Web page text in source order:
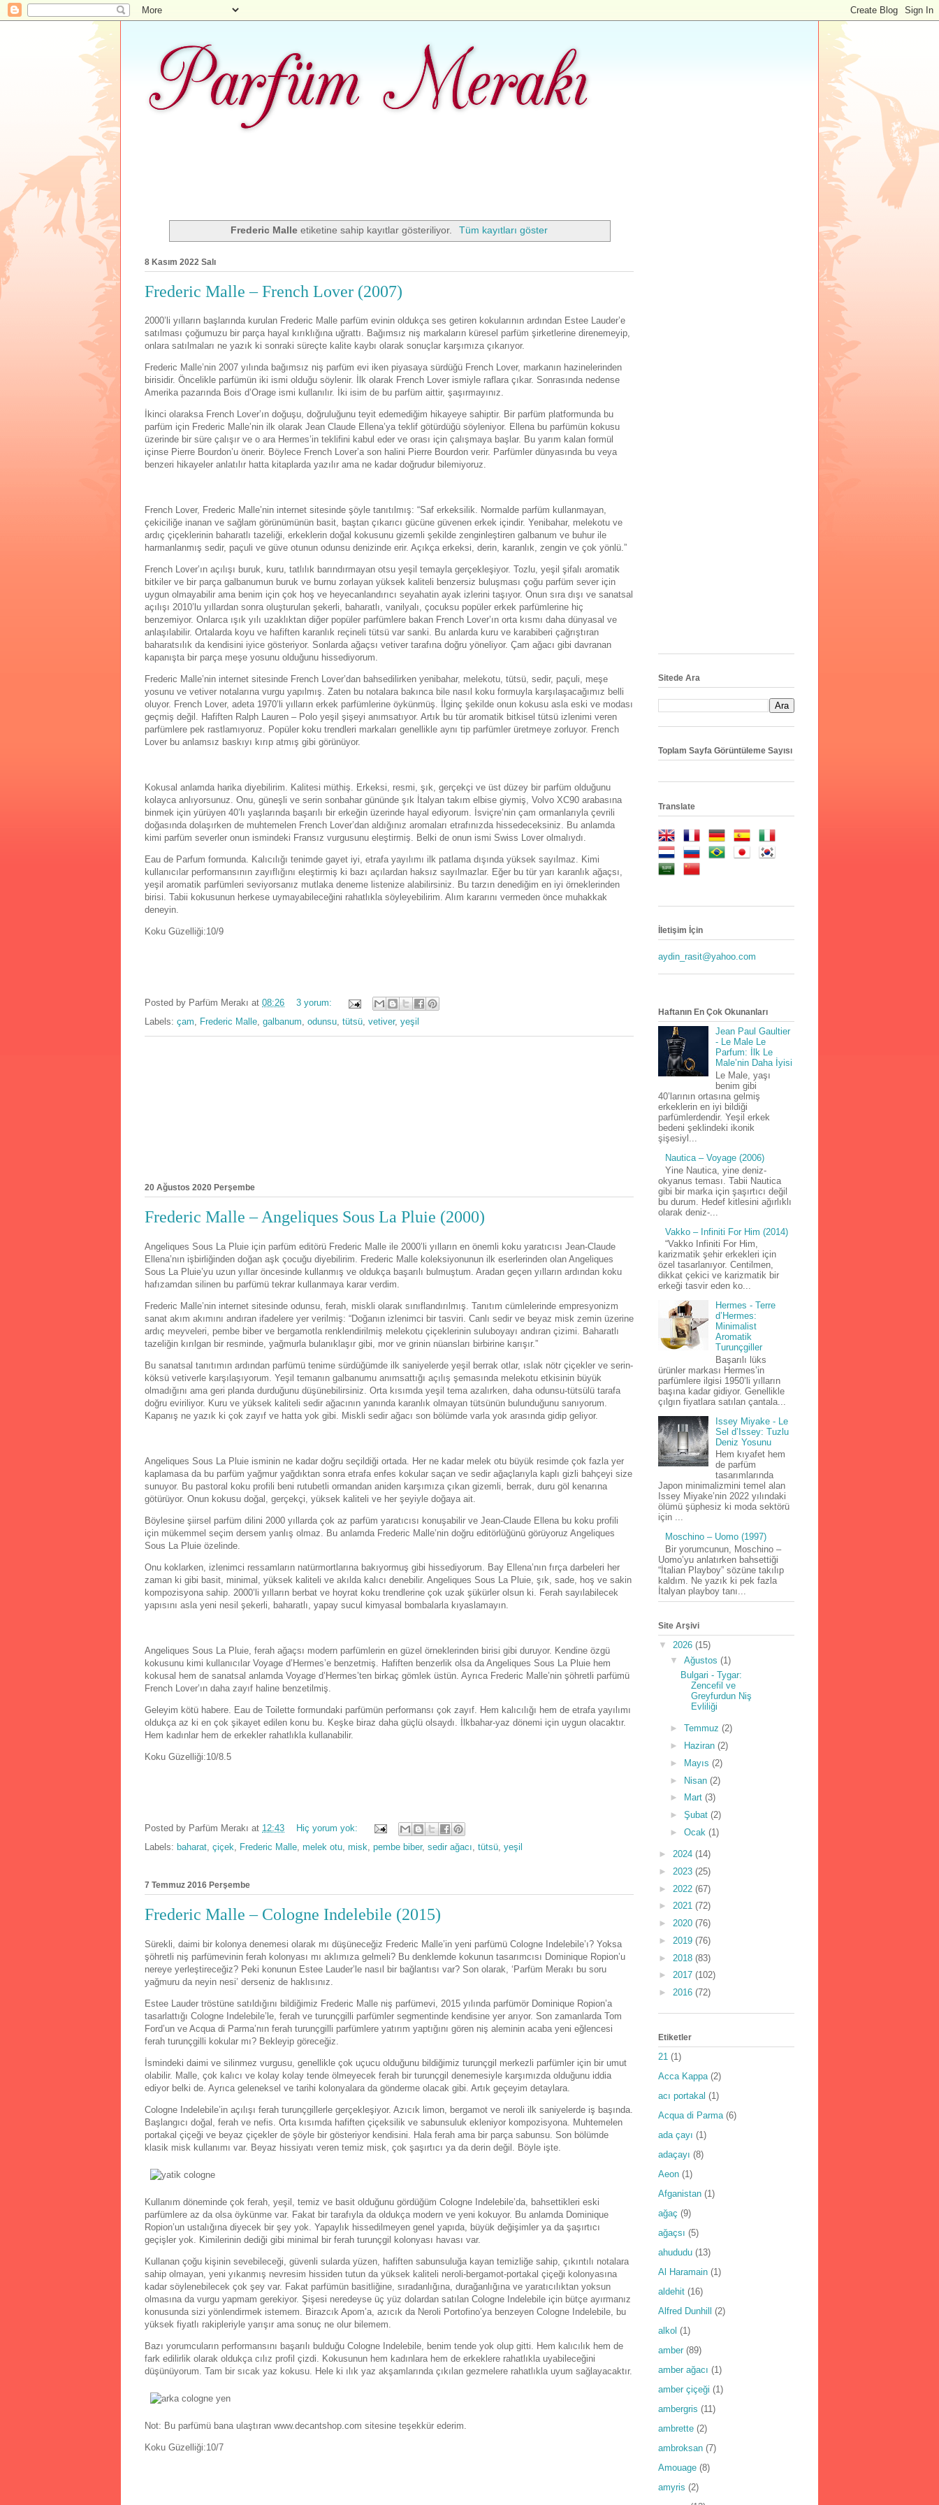
Frederic Malle etiketine sahip kayıtlar gösteriliyor. Tüm kayıtları göster
8 Kasım 2022 Salı
Frederic Malle – French Lover (2007)
2000’li yılların başlarında kurulan Frederic Malle parfüm evinin oldukça ses getiren kokularının ardından Estee Lauder’e
satılması çoğumuzu bir parça hayal kırıklığına uğrattı. Bağımsız niş markaların küresel parfüm şirketlerine direnemeyip,
onlara satılmaları ne yazık ki sonraki süreçte kalite kaybı olarak sonuçlar karşımıza çıkarıyor.
Frederic Malle’nin 2007 yılında bağımsız niş parfüm evi iken piyasaya sürdüğü French Lover, markanın hazinelerinden
birisidir. Öncelikle parfümün iki ismi olduğu söylenir. İlk olarak French Lover ismiyle raflara çıkar. Sonrasında nedense
Amerika pazarında Bois d’Orage ismi kullanılır. İki isim de bu parfüm aittir, şaşırmayınız.
İkinci olaraksa French Lover’ın doğuşu, doğruluğunu teyit edemediğim hikayeye sahiptir. Bir parfüm platformunda bu
parfüm için Frederic Malle’nin ilk olarak Jean Claude Ellena’ya teklif götürdüğü söyleniyor. Ellena bu parfümün kokusu
üzerinde bir süre çalışır ve o ara Hermes’in teklifini kabul eder ve orası için çalışmaya başlar. Bu yarım kalan formül
içinse Pierre Bourdon’u önerir. Böylece French Lover’a son halini Pierre Bourdon verir. Parfümler dünyasında bu veya
benzeri hikayeler anlatılır hatta kitaplarda yazılır ama ne kadar doğrudur bilemiyoruz.
French Lover, Frederic Malle’nin internet sitesinde şöyle tanıtılmış: “Saf erkeksilik. Normalde parfüm kullanmayan,
çekiciliğe inanan ve sağlam görünümünün basit, baştan çıkarıcı gücüne güvenen erkek içindir. Yenibahar, melekotu ve
ardıç çiçeklerinin baharatlı tazeliği, erkeklerin doğal kokusunu gizemli şekilde zenginleştiren galbanum ve buhur ile
harmanlanmış sedir, paçuli ve güve otunun odunsu denizinde erir. Açıkça erkeksi, derin, karanlık, zengin ve çok yönlü.”
French Lover’ın açılışı buruk, kuru, tatlılık barındırmayan otsu yeşil temayla gerçekleşiyor. Tozlu, yeşil şifalı aromatik
bitkiler ve bir parça galbanumun buruk ve burnu zorlayan yüksek kaliteli benzersiz buluşması çoğu parfüm sever için
uygun olmayabilir ama benim için çok hoş ve heyecanlandırıcı seyahatin ayak izlerini taşıyor. Onun sıra dışı ve sanatsal
açılışı 2010’lu yıllardan sonra oluşturulan şekerli, baharatlı, vanilyalı, çocuksu popüler erkek parfümlerine hiç
benzemiyor. Onlarca ışık yılı uzaklıktan diğer popüler parfümlere bakan French Lover’ın orta kısmı daha dünyasal ve
anlaşılabilir. Ortalarda koyu ve hafiften karanlık reçineli tütsü var sanki. Bu anlarda kuru ve karabiberi çağrıştıran
baharatsılık da kendisini iyice gösteriyor. Sonlarda ağaçsı vetiver tarafına doğru yöneliyor. Çam ağacı gibi davranan
kapanışta bir parça meşe yosunu olduğunu hissediyorum.
Frederic Malle’nin internet sitesinde French Lover’dan bahsedilirken yenibahar, melekotu, tütsü, sedir, paçuli, meşe
yosunu ve vetiver notalarına vurgu yapılmış. Zaten bu notalara bakınca bile nasıl koku formuyla karşılaşacağımız belli
oluyor. French Lover, adeta 1970’li yılların erkek parfümlerine öykünmüş. İlginç şekilde onun kokusu asla eski ve modası
geçmiş değil. Hafiften Ralph Lauren – Polo yeşil şişeyi anımsatıyor. Artık bu tür aromatik bitkisel tütsü izlenimi veren
parfümlere pek rastlamıyoruz. Popüler koku trendleri markaları genellikle aynı tip parfümler üretmeye zorluyor. French
Lover bu anlamsız baskıyı kırıp atmış gibi görünüyor.
Kokusal anlamda harika diyebilirim. Kalitesi müthiş. Erkeksi, resmi, şık, gerçekçi ve üst düzey bir parfüm olduğunu
kolayca anlıyorsunuz. Onu, güneşli ve serin sonbahar gününde şık İtalyan takım elbise giymiş, Volvo XC90 arabasına
binmek için yürüyen 40’lı yaşlarında başarılı bir erkeğin üzerinde hayal ediyorum. İsviçre’nin çam ormanlarıyla çevrili
doğasında dolaşırken de muhtemelen French Lover’dan aldığınız aromaları etrafınızda hissedeceksiniz. Bu anlamda
kimi parfüm severler onun ismindeki Fransız vurgusunu eleştirmiş. Belki de onun ismi Swiss Lover olmalıydı.
Eau de Parfum formunda. Kalıcılığı tenimde gayet iyi, etrafa yayılımı ilk patlama dışında yüksek sayılmaz. Kimi
kullanıcılar performansının zayıflığını eleştirmiş ki bazı açılardan haksız sayılmazlar. Eğer bu tür yarı karanlık ağaçsı,
yeşil aromatik parfümleri seviyorsanız mutlaka deneme listenize alabilirsiniz. Bu tarzın denediğim en iyi örneklerinden
birisi. Tabii kokusunun herkese uymayabileceğini rahatlıkla söyleyebilirim. Alım kararını vermeden önce muhakkak
deneyin.
Koku Güzelliği:10/9
Posted by Parfüm Merakı at 08:26
3 yorum:
Labels: çam, Frederic Malle, galbanum, odunsu, tütsü, vetiver, yeşil
20 Ağustos 2020 Perşembe
Frederic Malle – Angeliques Sous La Pluie (2000)
Angeliques Sous La Pluie için parfüm editörü Frederic Malle ile 2000’li yılların en önemli koku yaratıcısı Jean-Claude
Ellena’nın işbirliğinden doğan aşk çocuğu diyebilirim. Frederic Malle koleksiyonunun ilk eserlerinden olan Angeliques
Sous La Pluie’yu uzun yıllar öncesinde kullanmış ve oldukça başarılı bulmuştum. Aradan geçen yılların ardından koku
hafızamdan silinen bu parfümü tekrar kullanmaya karar verdim.
Frederic Malle’nin internet sitesinde odunsu, ferah, miskli olarak sınıflandırılmış. Tanıtım cümlelerinde empresyonizm
sanat akım akımını andıran ifadelere yer verilmiş: “Doğanın izlenimci bir tasviri. Canlı sedir ve beyaz misk zemin üzerine
ardıç meyveleri, pembe biber ve bergamotla renklendirilmiş melekotu çiçeklerinin suluboyayı andıran çizimi. Baharatlı
tazeliğin kırılgan bir resminde, yağmurla bulanıklaşır gibi, mor ve grinin nüansları birbirine karışır.”
Bu sanatsal tanıtımın ardından parfümü tenime sürdüğümde ilk saniyelerde yeşil berrak otlar, ıslak nötr çiçekler ve serin-
köksü vetiverle karşılaşıyorum. Yeşil temanın galbanumu anımsattığı açılış şemasında melekotu etkisinin büyük
olmadığını ama geri planda durduğunu düşünebilirsiniz. Orta kısımda yeşil tema azalırken, daha odunsu-tütsülü tarafa
doğru eviriliyor. Kuru ve yüksek kaliteli sedir ağacının yanında karanlık olmayan tütsünün bulunduğunu sanıyorum.
Kapanış ne yazık ki çok zayıf ve hatta yok gibi. Miskli sedir ağacı son bölümde varla yok arasında gidip geliyor.
Angeliques Sous La Pluie isminin ne kadar doğru seçildiği ortada. Her ne kadar melek otu büyük resimde çok fazla yer
kaplamasa da bu parfüm yağmur yağdıktan sonra etrafa enfes kokular saçan ve sedir ağaçlarıyla kaplı gizli bahçeyi size
sunuyor. Bu pastoral koku profili beni rutubetli ormandan aniden karşımıza çıkan gizemli, berrak, duru göl kenarına
götürüyor. Onun kokusu doğal, gerçekçi, yüksek kaliteli ve her şeyiyle doğaya ait.
Böylesine şiirsel parfüm dilini 2000 yıllarda çok az parfüm yaratıcısı konuşabilir ve Jean-Claude Ellena bu koku profili
için mükemmel seçim dersem yanlış olmaz. Bu anlamda Frederic Malle’nin doğru editörlüğünü görüyoruz Angeliques
Sous La Pluie özelinde.
Onu koklarken, izlenimci ressamların natürmortlarına bakıyormuş gibi hissediyorum. Bay Ellena’nın fırça darbeleri her
zaman ki gibi basit, minimal, yüksek kaliteli ve akılda kalıcı denebilir. Angeliques Sous La Pluie, şık, sade, hoş ve sakin
kompozisyona sahip. 2000’li yılların berbat ve hoyrat koku trendlerine çok uzak şükürler olsun ki. Ferah sayılabilecek
yapısını asla yeni nesil şekerli, baharatlı, yapay sucul kimyasal bombalarla kıyaslamayın.
Angeliques Sous La Pluie, ferah ağaçsı modern parfümlerin en güzel örneklerinden birisi gibi duruyor. Kendine özgü
kokusunu kimi kullanıcılar Voyage d’Hermes’e benzetmiş. Hafiften benzerlik olsa da Angeliques Sous La Pluie hem
kokusal hem de sanatsal anlamda Voyage d’Hermes’ten birkaç gömlek üstün. Ayrıca Frederic Malle’nin şöhretli parfümü
French Lover’ın daha zayıf haline benzetilmiş.
Geleyim kötü habere. Eau de Toilette formundaki parfümün performansı çok zayıf. Hem kalıcılığı hem de etrafa yayılımı
oldukça az ki en çok şikayet edilen konu bu. Keşke biraz daha güçlü olsaydı. İlkbahar-yaz dönemi için uygun olacaktır.
Hem kadınlar hem de erkekler rahatlıkla kullanabilir.
Koku Güzelliği:10/8.5
Posted by Parfüm Merakı at 12:43
Hiç yorum yok:
Labels: baharat çiçek Frederic Malle melek otu misk pembe biber, sedir ağacı tütsü yeşil
7 Temmuz 2016 Perşembe
Frederic Malle – Cologne Indelebile (2015)
Sürekli, daimi bir kolonya denemesi olarak mı düşüneceğiz Frederic Malle’in yeni parfümü Cologne Indelebile’ı? Yoksa
şöhretli niş parfümevinin ferah kolonyası mı aklımıza gelmeli? Bu denklemde kokunun tasarımcısı Dominique Ropion’u
nereye yerleştireceğiz? Peki konunun Estee Lauder’le nasıl bir bağlantısı var? Son olarak, ‘Parfüm Merakı bu soru
yağmuru da neyin nesi’ derseniz de haklısınız.
Estee Lauder tröstüne satıldığını bildiğimiz Frederic Malle niş parfümevi, 2015 yılında parfümör Dominique Ropion’a
tasarlattığı Cologne Indelebile’le, ferah ve turunçgilli parfümler segmentinde kendisine yer arıyor. Son zamanlarda Tom
Ford’un ve Acqua di Parma’nın ferah turunçgilli parfümlere yatırım yaptığını gören niş aleminin acaba yeni eğlencesi
ferah turunçgilli kokular mı? Bekleyip göreceğiz.
İsmindeki daimi ve silinmez vurgusu, genellikle çok uçucu olduğunu bildiğimiz turunçgil merkezli parfümler için bir umut
olabilir. Malle, çok kalıcı ve kolay kolay tende ölmeyecek ferah bir turunçgil denemesiyle karşımızda olduğunu iddia
ediyor belki de. Ayrıca geleneksel ve tarihi kolonyalara da gönderme olacak gibi. Artık geçeyim detaylara.
Cologne Indelebile’in açılışı ferah turunçgillerle gerçekleşiyor. Azıcık limon, bergamot ve neroli ilk saniyelerde iş başında.
Başlangıcı doğal, ferah ve nefis. Orta kısımda hafiften çiçeksilik ve sabunsuluk ekleniyor kompozisyona. Muhtemelen
portakal çiçeği ve beyaz çiçekler de şöyle bir gösteriyor kendisini. Hala ferah ama bir parça sabunsu. Son bölümde
klasik misk kullanımı var. Beyaz hissiyatı veren temiz misk, çok şaşırtıcı ya da derin değil. Böyle işte.
Kullanım döneminde çok ferah, yeşil, temiz ve basit olduğunu gördüğüm Cologne Indelebile’da, bahsettikleri eski
parfümlere az da olsa öykünme var. Fakat bir tarafıyla da oldukça modern ve yeni kokuyor. Bu anlamda Dominique
Ropion’un ustalığına diyecek bir şey yok. Yapaylık hissedilmeyen genel yapıda, büyük değişimler ya da şaşırtıcı
geçişler yok. Kimilerinin dediği gibi minimal bir ferah turunçgil kolonyası havası var.
Kullanan çoğu kişinin sevebileceği, güvenli sularda yüzen, hafiften sabunsuluğa kayan temizliğe sahip, çıkıntılı notalara
sahip olmayan, yeni yıkanmış nevresim hissiden tutun da yüksek kaliteli neroli-bergamot-portakal çiçeği kolonyasına
kadar söylenebilecek çok şey var. Fakat parfümün basitliğine, sıradanlığına, durağanlığına ve yaratıcılıktan yoksun
olmasına da vurgu yapmam gerekiyor. Şişesi neredeyse üç yüz dolardan satılan Cologne Indelebile için bütçe ayırmanız
konusunda sizi yönlendirmek istemem. Birazcık Apom’a, azıcık da Neroli Portofino’ya benzeyen Cologne Indelebile, bu
yüksek fiyatlı rakipleriyle yarışır ama sonuç ne olur bilemem.
Bazı yorumcuların performansını başarılı bulduğu Cologne Indelebile, benim tende yok olup gitti. Hem kalıcılık hem de
fark edilirlik olarak oldukça cılız profil çizdi. Kokusunun hem kadınlara hem de erkeklere rahatlıkla uyabileceğini
düşünüyorum. Tam bir sıcak yaz kokusu. Hele ki ılık yaz akşamlarında çıkılan gezmelere rahatlıkla uyum sağlayacaktır.
Not: Bu parfümü bana ulaştıran www.decantshop.com sitesine teşekkür ederim.
Koku Güzelliği:10/7
Sitede Ara
Toplam Sayfa Görüntüleme Sayısı
Translate
İletişim İçin
aydin_rasit@yahoo.com
Haftanın En Çok Okunanları
Jean Paul Gaultier
- Le Male Le
Parfum: İlk Le
Male’nin Daha İyisi
Le Male, yaşı
benim gibi
40’larının ortasına gelmiş
erkeklerin en iyi bildiği
parfümlerdendir. Yeşil erkek
bedeni şeklindeki ikonik
şişesiyl...
Nautica – Voyage (2006)
Yine Nautica, yine deniz-
okyanus teması. Tabii Nautica
gibi bir marka için şaşırtıcı değil
bu durum. Hedef kitlesini ağırlıklı
olarak deniz-...
Vakko – Infiniti For Him (2014)
“Vakko Infiniti For Him,
karizmatik şehir erkekleri için
özel tasarlanıyor. Centilmen,
dikkat çekici ve karizmatik bir
erkeği tasvir eden ko...
Hermes - Terre
d’Hermes:
Minimalist
Aromatik
Turunçgiller
Başarılı lüks
ürünler markası Hermes’in
parfümlere ilgisi 1950’li yılların
başına kadar gidiyor. Genellikle
çılgın fiyatlara satılan çantala...
Issey Miyake - Le
Sel d’Issey: Tuzlu
Deniz Yosunu
Hem kıyafet hem
de parfüm
tasarımlarında
Japon minimalizmini temel alan
Issey Miyake’nin 2022 yılındaki
ölümü şüphesiz ki moda sektörü
için ...
Moschino – Uomo (1997)
Bir yorumcunun, Moschino –
Uomo’yu anlatırken bahsettiği
“İtalian Playboy” sözüne takılıp
kaldım. Ne yazık ki pek fazla
İtalyan playboy tanı...
Site Arşivi
▼ 2026 (15)
▼ Ağustos (1)
Bulgari - Tygar:
Zencefil ve
Greyfurdun Niş
Evliliği
► Temmuz (2)
►
Haziran (2)
►
Mayıs (2)
► Nisan (2)
►
Mart (3)
► Şubat (2)
► Ocak (1)
► 2024 (14)
► 2023 (25)
► 2022 (67)
► 2021 (72)
► 2020 (76)
► 2019 (76)
► 2018 (83)
► 2017 (102)
► 2016 (72)
Etiketler
21 (1)
Acca Kappa (2)
acı portakal (1)
Acqua di Parma (6)
ada çayı (1)
adaçayı (8)
Aeon (1)
Afganistan (1)
ağaç (9)
ağaçsı (5)
ahududu (13)
Al Haramain (1)
aldehit (16)
Alfred Dunhill
(2)
alkol (1)
amber (89)
amber ağacı (1)
amber çiçeği (1)
ambergris (11)
ambrette (2)
ambroksan (7)
Amouage (8)
amyris (2)